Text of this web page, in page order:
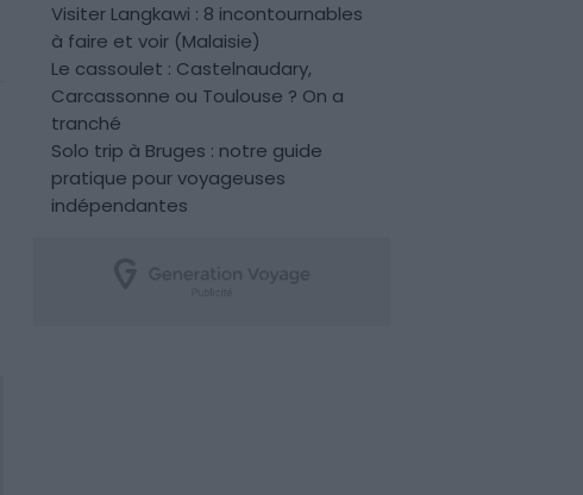
Visiter Langkawi : 8 incontournables
à faire et voir (Malaisie)
Le cassoulet : Castelnaudary,
Carcassonne ou Toulouse ? On a
tranché
Solo trip à Bruges : notre guide
pratique pour voyageuses
indépendantes